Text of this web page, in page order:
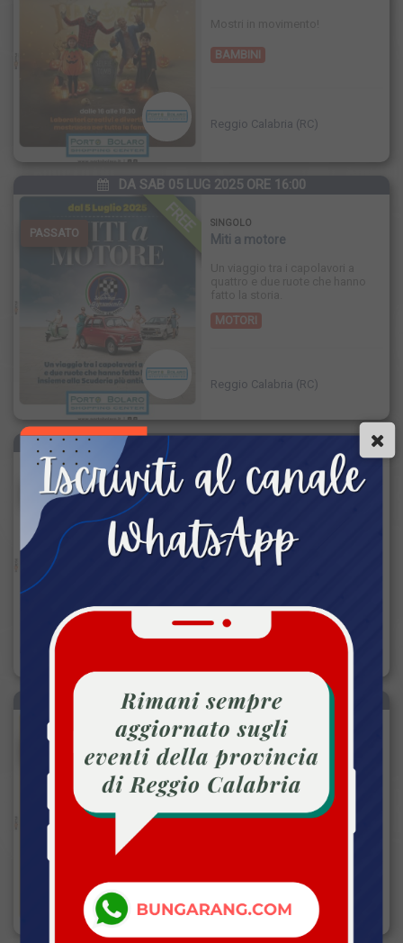
BAMBINI
Reggio Calabria (RC)
DA SAB 05 LUG 2025 ORE 16:00
FREE
PASSATO
SINGOLO
Miti a motore
MOTORI
Reggio Calabria (RC)
SAB 31 MAG 2025 ORE 15:00
PASSATO SINGOLO
Mini live e firmacopie.
MUSICA
DA VEN 09 MAG 2025 ORE 14:00
Sulla buona strada
Scoprire giocando l'importanza
della sicurezza stradale.
Reggio Calabria (RC)